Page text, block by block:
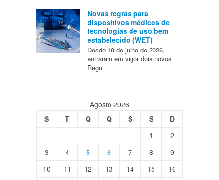
Novas regras para
dispositivos médicos de
tecnologias de uso bem
estabelecido (WET)
Desde 19 de julho de 2026,
entraram em vigor dois novos
Regu
Agosto 2026
S
T Q Q S S
D
1
2
3
4 5 6 7 8
9
10
11 12 13 14 15
16